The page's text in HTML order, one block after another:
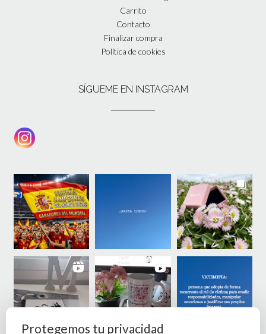
Carrito
Contacto
Finalizar compra
Política de cookies
SÍGUEME EN INSTAGRAM
Protegemos tu privacidad